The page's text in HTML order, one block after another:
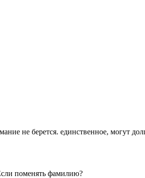
не берется. единственное, могут
поменять фамилию?